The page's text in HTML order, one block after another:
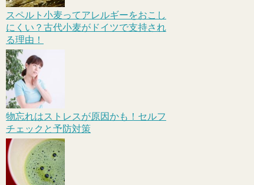
スペルト小麦ってアレルギーをおこし
にくい？古代小麦がドイツで支持され
る理由！
物忘れはストレスが原因かも！セルフ
チェックと予防対策